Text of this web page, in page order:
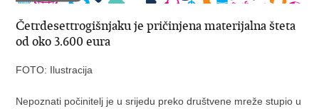
Četrdesettrogišnjaku je pričinjena materijalna šteta
od oko 3.600 eura
FOTO: Ilustracija
Nepoznati počinitelj je u srijedu preko društvene mreže stupio u